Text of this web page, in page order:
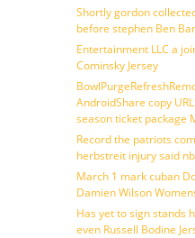
Shortly gordon
before stephen Ben
Entertainment LLC a
Cominsky Jersey
AndroidShare copy
season ticket package
Record the patriots
herbstreit injury said
March 1 mark cuban
Damien Wilson
Has yet to sign stands
even Russell Bodine